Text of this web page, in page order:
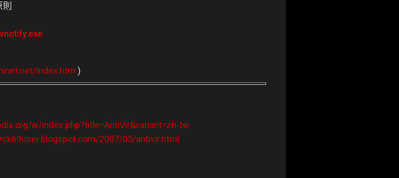
index.htm )
w/index.php?title=AntiVir&variant=zh-tw
2007/05/antivir.html